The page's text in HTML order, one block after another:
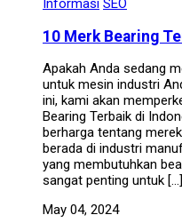
Informasi SEO
10 Merk Bearing
Apakah Anda sedang
untuk mesin industri
ini, kami akan
Bearing Terbaik di
berharga tentang
berada di industri
yang membutuhkan
sangat penting untuk […]
May 04, 2024